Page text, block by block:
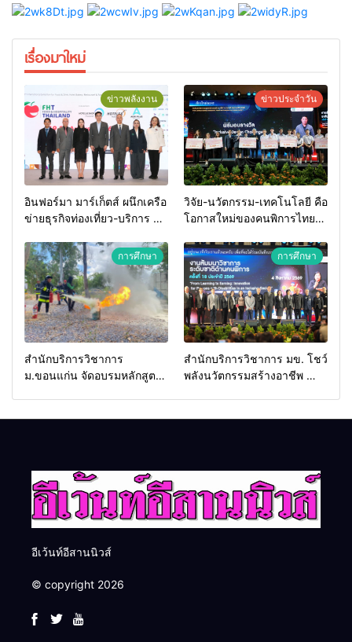
เรื่องมาใหม่
ข่าวพลังงาน
อินฟอร์มา มาร์เก็ตส์ ผนึกเครือ
ข่ายธุรกิจท่องเที่ยว-บริการ จัด
2026 เชื่อม 4 งานใหญ่ สร้าง
โอกาสธุรกิจครบวงจร ด้วย
ครับ
ข่าวประจำวัน
วิจัย-นวัตกรรม-เทคโนโลยี คือ
โอกาสใหม่ของคนพิการไทย
ประเทศ
การศึกษา
สำนักบริการวิชาการ
ม.ขอนแก่น จัดอบรมหลักสูตร
การศึกษา
สำนักบริการวิชาการ มข. โชว์
พลังนวัตกรรมสร้างอาชีพ นำ
อีเว้นท์อีสานนิวส์
© copyright 2026